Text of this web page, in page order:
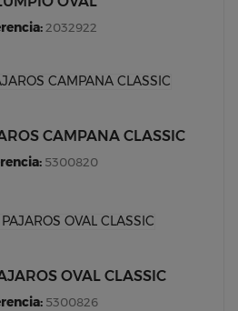
2032922
CAMPANA CLASSIC
5300820
OVAL CLASSIC
5300826